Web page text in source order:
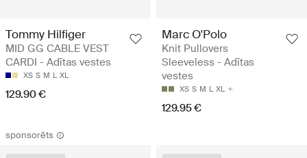
Tommy Hilfiger
MID GG CABLE VEST
CARDI - Adītas vestes
XS S M L XL
129.90 €
Marc O'Polo
Knit Pullovers
Sleeveless - Adītas
vestes
XS S M L XL
129.95 €
sponsorēts